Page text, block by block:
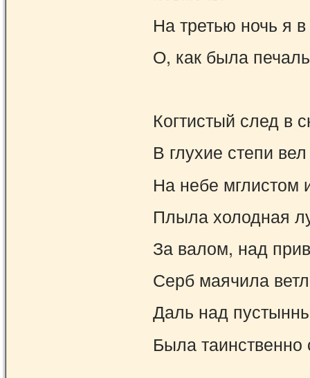
На третью ночь я
О, как была
Когтистый след в
В глухие степи
На небе мглистом
Плыла холодная
За валом, над
Серб маячила
Даль над
Была таинственно